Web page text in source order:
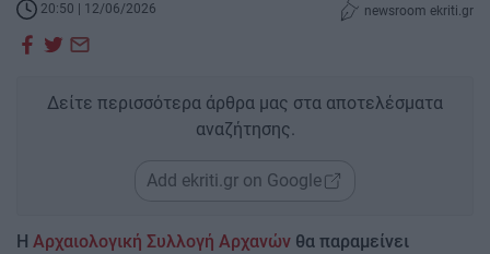
20:50 | 12/06/2026 newsroom ekriti.gr
Δείτε περισσότερα άρθρα μας στα αποτελέσματα
αναζήτησης.
Add ekriti.gr on Google
Η Αρχαιολογική Συλλογή Αρχανών θα παραμείνει